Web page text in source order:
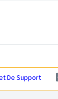
De Support